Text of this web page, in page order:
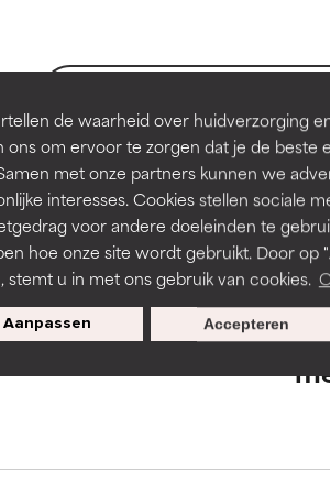
de waarheid over huidverzorging
ons om ervoor te zorgen dat je de beste
met onze partners kunnen we
interesses. Cookies stellen sociale
voor andere doeleinden te
hoe onze site wordt gebruikt. Door op
stemt u in met ons gebruik van cookies.
Aanpassen Accepteren
to assess ingredients in this
irriterend maar kan esthetische,
is aanwezig. Het risico wordt vergroot
ingrediënten.
droogheid, enz. veroorzaken. Kan
irriterend maar kan esthetische,
is aanwezig. Het risico wordt vergroot
ingrediënten.
droogheid, enz. veroorzaken. Kan
Exclusieve